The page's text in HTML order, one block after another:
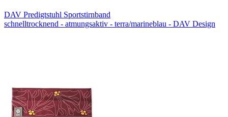
DAV Predigtstuhl Sportstirnband
schnelltrocknend - atmungsaktiv - terra/marineblau - DAV Design